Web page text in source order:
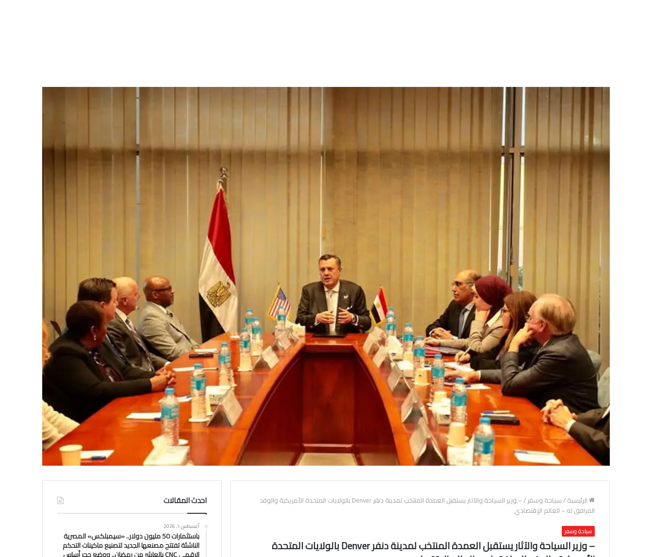
الرئيسية/سياحة وسفر/
– وزير السياحة والآثار يستقبل العمدة المنتخب لمدينة دنفر Denver بالولايات المتحدة الأمريكية والوفد
المرافق له – العالم الإقتصادي
سياحة وسفر
– وزير السياحة والآثار يستقبل العمدة المنتخب لمدينة دنفر Denver بالولايات المتحدة
احدث المقالات
أغسطس 1, 2026
باستثمارات 50 مليون دولار.. «سيمبلكس» المصرية
الناشئة تفتتح مصنعها الجديد لتصنيع ماكينات التحكم